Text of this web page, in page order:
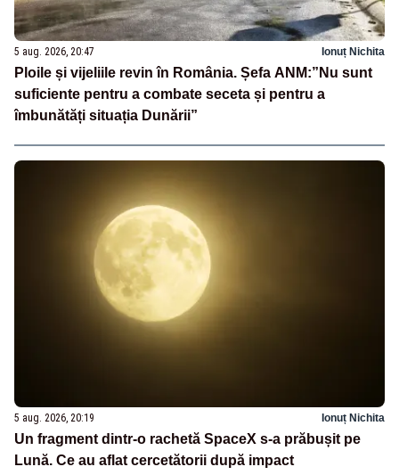
5 aug. 2026, 20:47 Ionuț Nichita
Ploile și vijeliile revin în România. Șefa ANM:”Nu sunt
suficiente pentru a combate seceta și pentru a
îmbunătăți situația Dunării”
5 aug. 2026, 20:19 Ionuț Nichita
Un fragment dintr-o rachetă SpaceX s-a prăbușit pe
Lună. Ce au aflat cercetătorii după impact